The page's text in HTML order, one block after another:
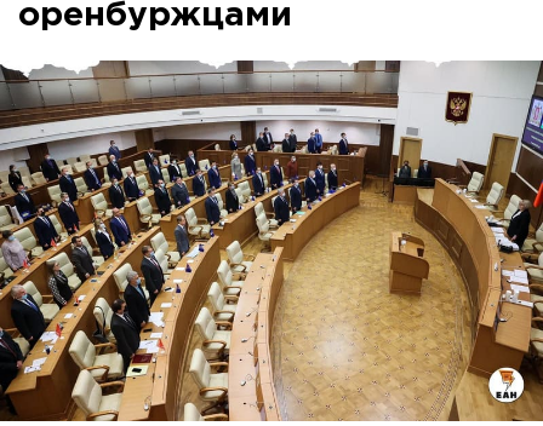
оренбуржцами